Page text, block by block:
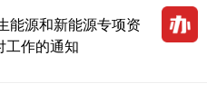
能源和新能源专项资
工作的通知